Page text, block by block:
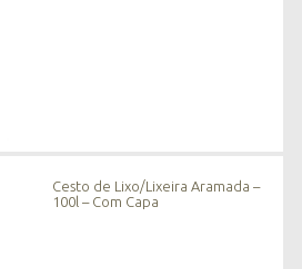
Cesto de Lixo/Lixeira Aramada –
100l – Com Capa